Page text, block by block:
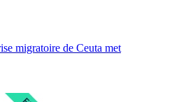
migratoire de Ceuta met